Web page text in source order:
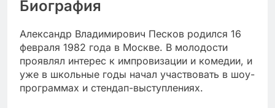
Биография
Александр Владимирович Песков родился 16
февраля 1982 года в Москве. В молодости
проявлял интерес к импровизации и комедии, и
уже в школьные годы начал участвовать в шоу-
программах и стендап-выступлениях.